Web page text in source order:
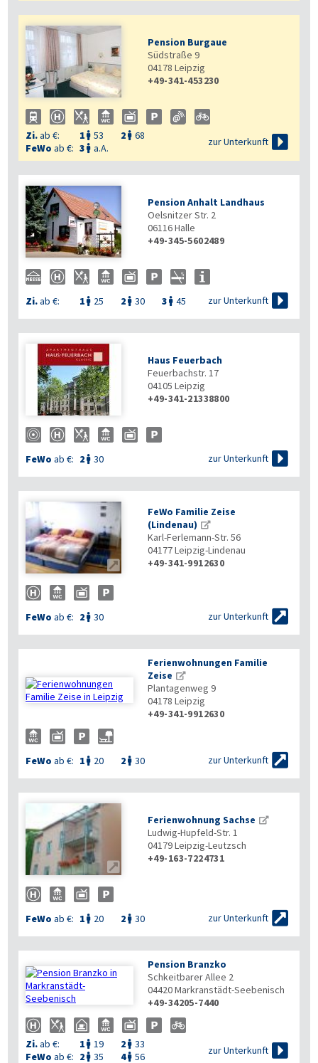
Pension Burgaue
Südstraße 9
04178 Leipzig
+49-341-453230
Zi.ab €: 1  53 2  68
FeWo ab €: 3  a.A.
zur Unterkunft 
Pension Anhalt Landhaus
Oelsnitzer Str. 2
06116Halle
+49-345-5602489
Zi.ab €: 1  25 2  30 3  45 zur Unterkunft 
Haus Feuerbach
Feuerbachstr. 17
04105 Leipzig
+49-341-21338800
FeWo ab €: 2  30 zur Unterkunft 

FeWo Familie Zeise
(Lindenau)
Karl-Ferlemann-Str. 56
04177Leipzig-Lindenau
+49-341-9912630
FeWo ab €: 2  30 zur Unterkunft 

Ferienwohnungen Familie
Zeise
Plantagenweg 9
04178 Leipzig
+49-341-9912630
FeWo ab €: 1  20 2  30 zur Unterkunft 

Ferienwohnung Sachse
Ludwig-Hupfeld-Str. 1
04179Leipzig-Leutzsch
+49-163-7224731
FeWo ab €: 1  20 2  30 zur Unterkunft 
Pension Branzko
Schkeitbarer Allee 2
04420Markranstädt-Seebenisch
+49-34205-7440
Zi.ab €: 1  19 2  33
FeWo ab €: 2  35 4 56
zur Unterkunft 